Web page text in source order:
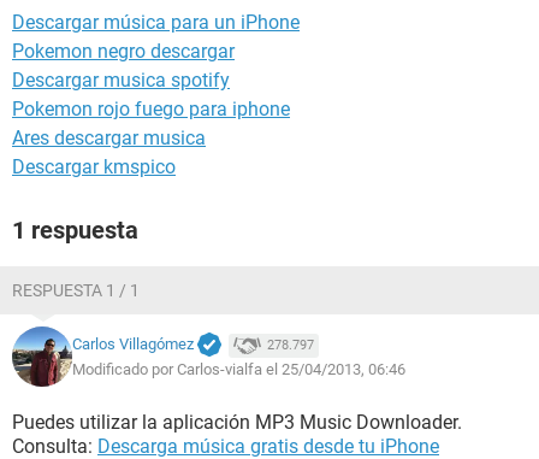
Descargar música para un iPhone
Pokemon negro descargar
Descargar musica spotify
Pokemon rojo fuego para iphone
Ares descargar musica
Descargar kmspico
1 respuesta
RESPUESTA 1 / 1
Carlos Villagómez 278.797
Modificado por Carlos-vialfa el 25/04/2013, 06:46
Puedes utilizar la aplicación MP3 Music Downloader.
Consulta: Descarga música gratis desde tu iPhone